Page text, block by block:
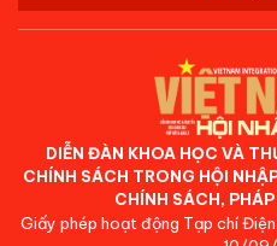
DIỄN ĐÀN KHOA HỌC VÀ
CHÍNH SÁCH TRONG HỘI
CHÍNH SÁCH,
Giấy phép hoạt động Tạp chí